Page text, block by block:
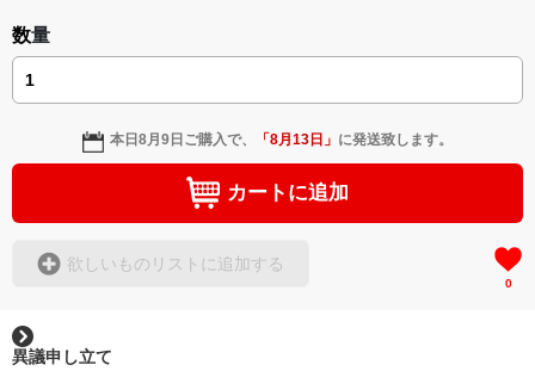
数量
本日8月9日 ご購入で、 「8月13日 」 に発送致します。
カートに追加
欲しいものリストに追加する
0
異議申し立て